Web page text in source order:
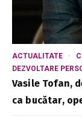
ACTUALITATE
DEZVOLTARE
Vasile Tofan,
ca bucătar,